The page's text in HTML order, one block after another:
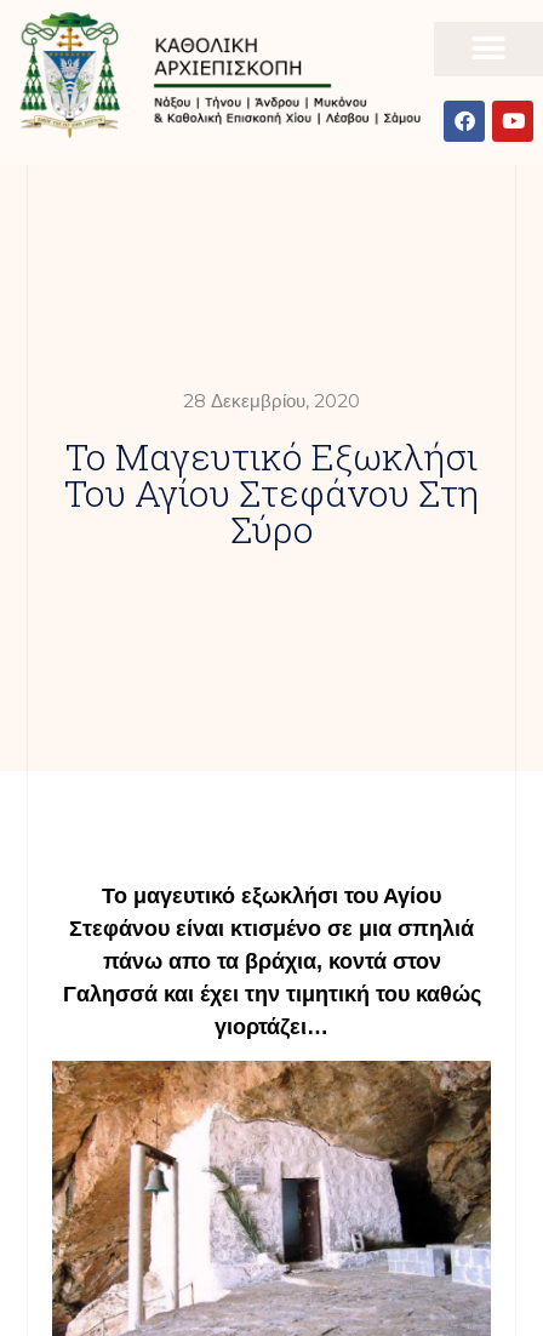
28 Δεκεμβρίου, 2020
Το Μαγευτικό Εξωκλήσι
Του Αγίου Στεφάνου Στη
Σύρο
Το μαγευτικό εξωκλήσι του Αγίου
Στεφάνου είναι κτισμένο σε μια σπηλιά
πάνω απο τα βράχια, κοντά στον
Γαλησσά και έχει την τιμητική του καθώς
γιορτάζει…